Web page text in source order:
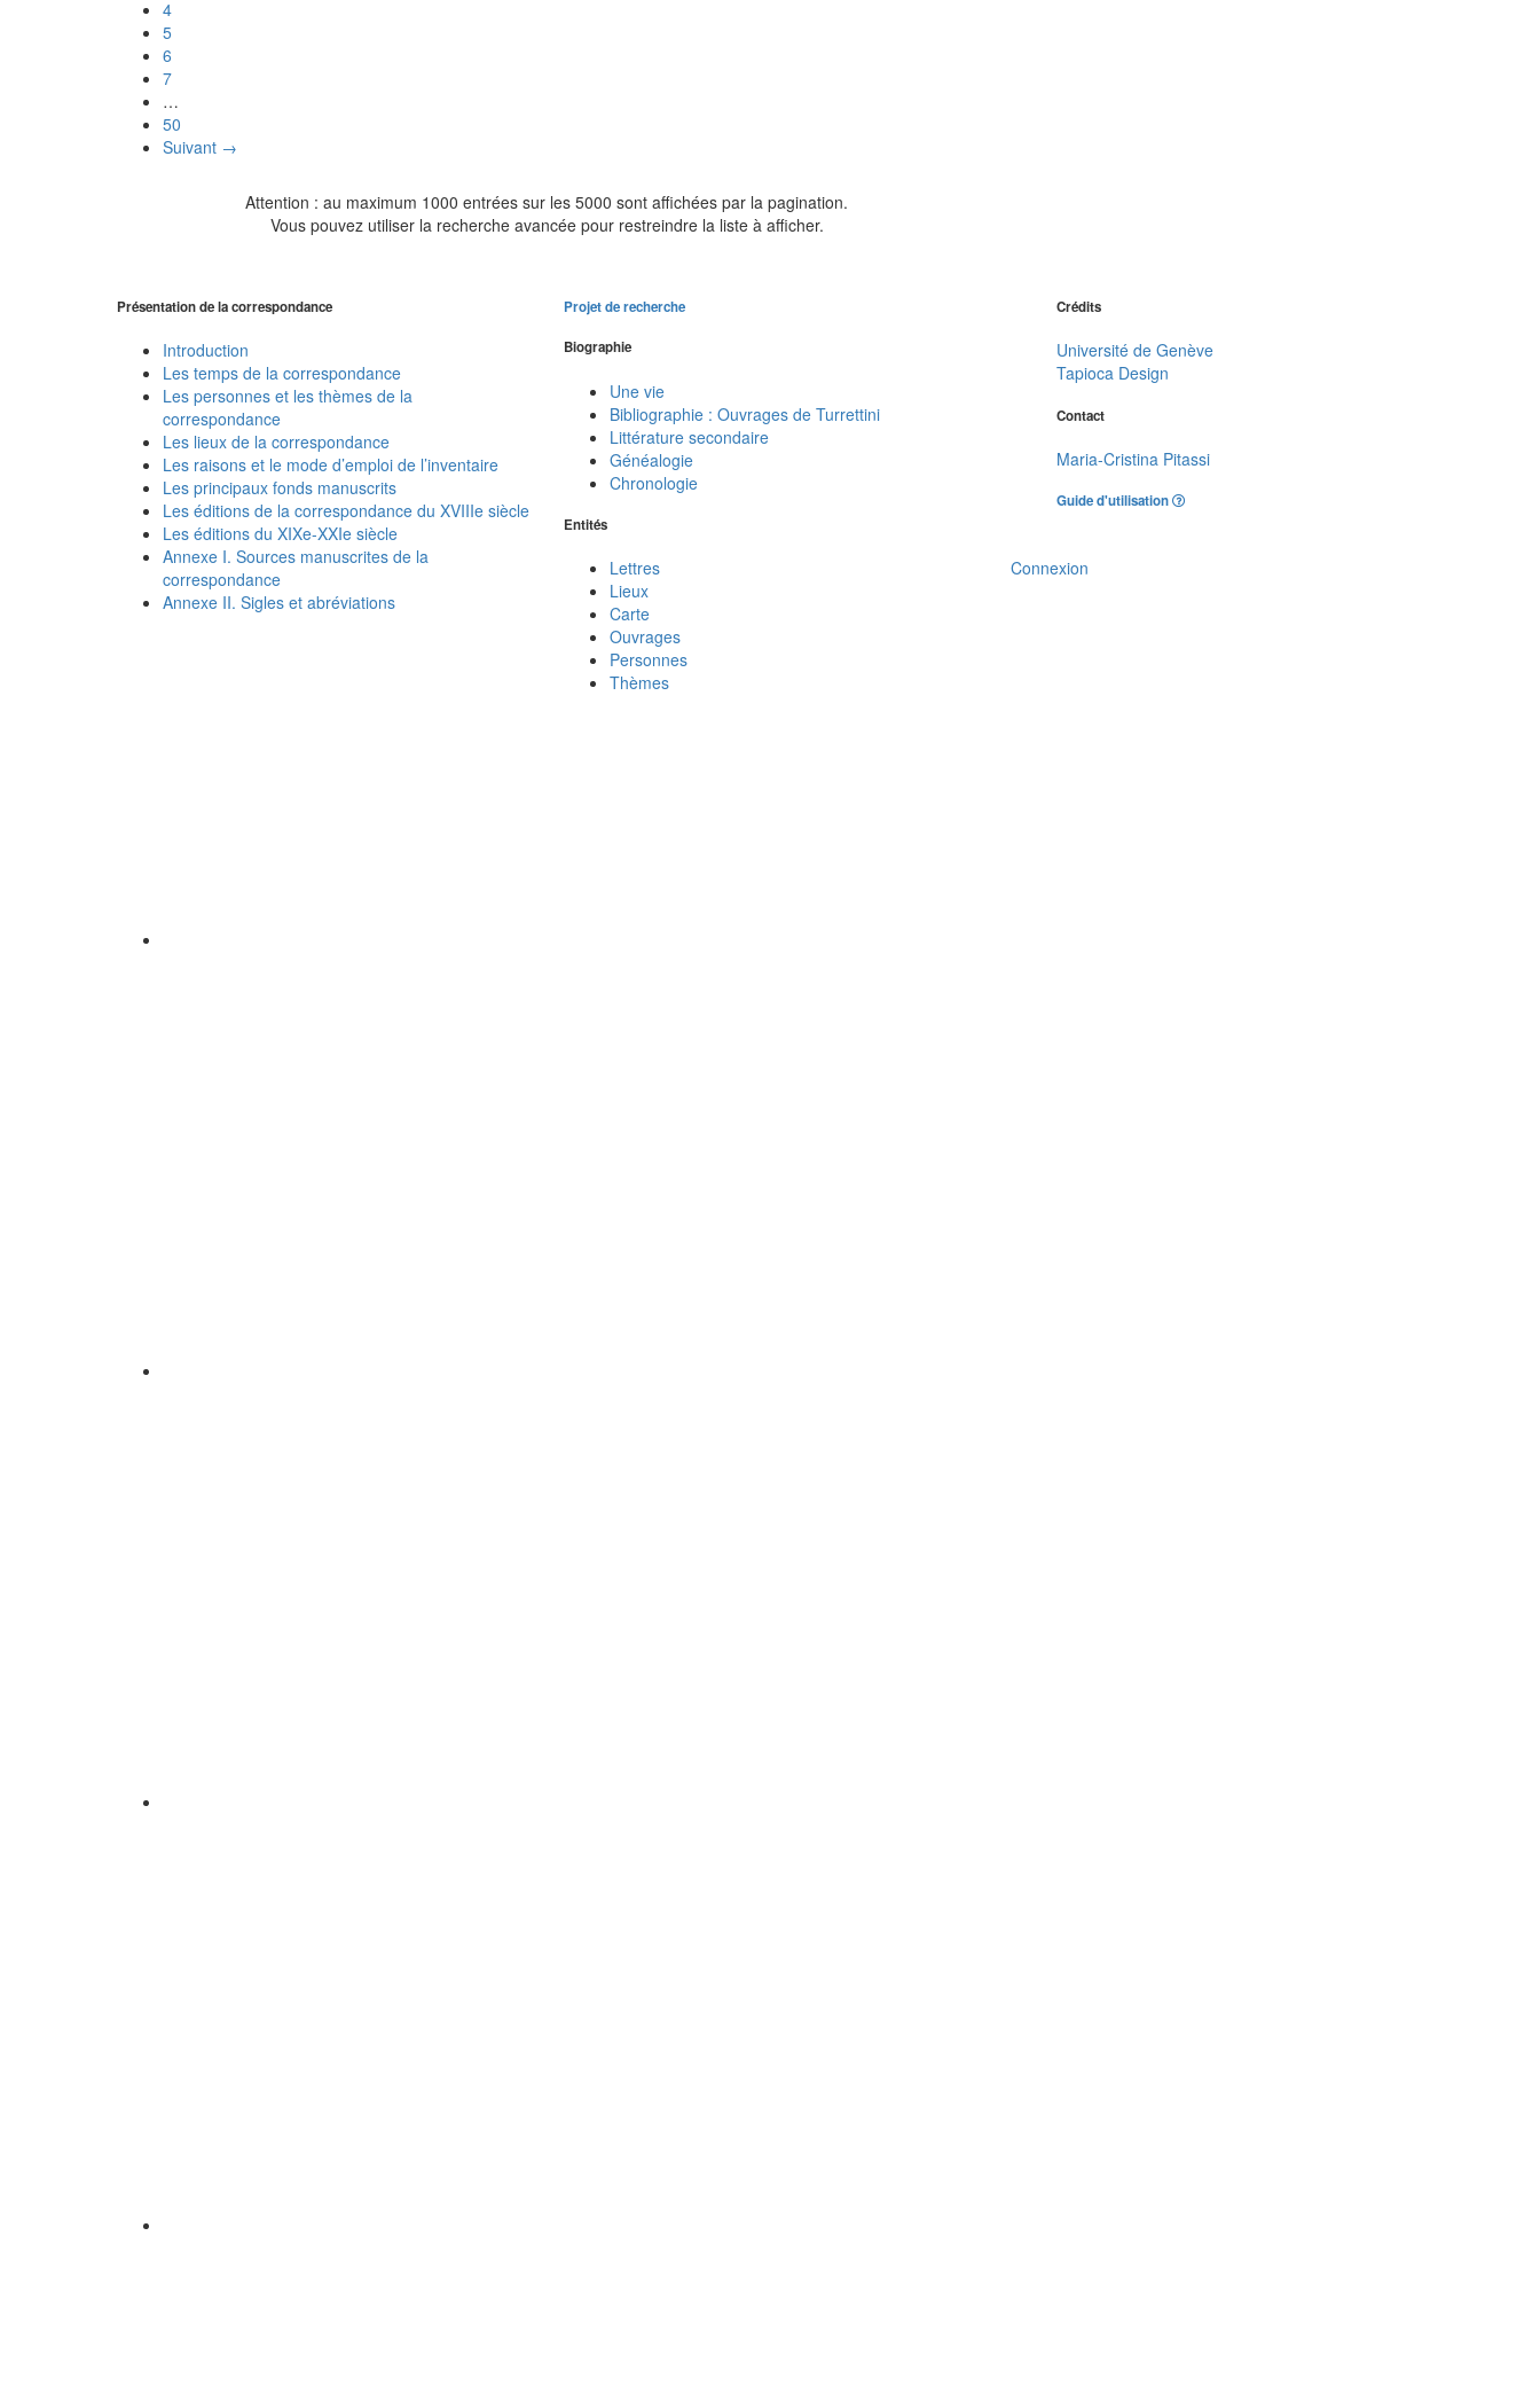
4
5
6
7
…
50
Suivant →
Attention : au maximum 1000 entrées sur les 5000 sont affichées par la pagination.
Vous pouvez utiliser la recherche avancée pour restreindre la liste à afficher.
Présentation de la correspondance
Introduction
Les temps de la correspondance
Les personnes et les thèmes de la
correspondance
Les lieux de la correspondance
Les raisons et le mode d’emploi de l’inventaire
Les principaux fonds manuscrits
Les éditions de la correspondance du XVIIIe siècle
Les éditions du XIXe-XXIe siècle
Annexe I. Sources manuscrites de la
correspondance
Annexe II. Sigles et abréviations
Projet de recherche
Biographie
Une vie
Bibliographie : Ouvrages de Turrettini
Littérature secondaire
Généalogie
Chronologie
Entités
Lettres
Lieux
Carte
Ouvrages
Personnes
Thèmes
Crédits
Université de Genève
Tapioca Design
Contact
Maria-Cristina Pitassi
Guide d'utilisation
Connexion